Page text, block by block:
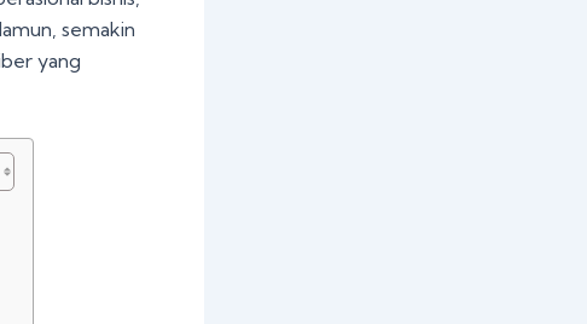
semakin
yang